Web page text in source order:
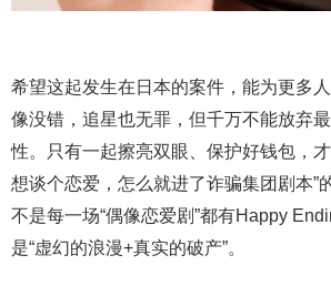
希望这起发生在日本的案件，能为更多
像没错，追星也无罪，但千万不能放弃
性。只有一起擦亮双眼、保护好钱包，
想谈个恋爱，怎么就进了诈骗集团剧本”
不是每一场“偶像恋爱剧”都有Happy
是“虚幻的浪漫+真实的破产”。